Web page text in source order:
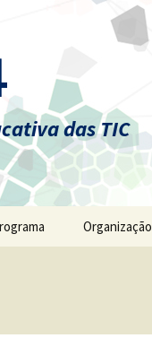
das TIC
Organização